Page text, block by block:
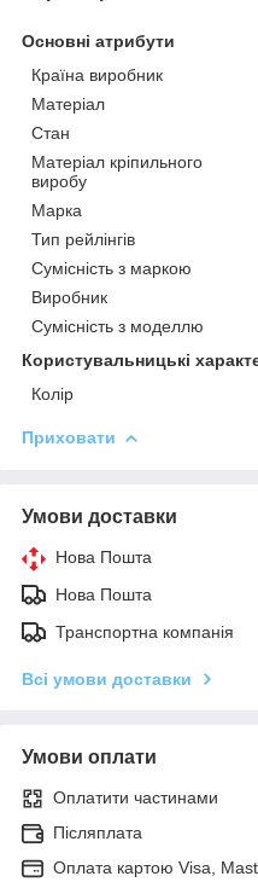
Основні атрибути
Країна виробник
Матеріал
Стан
Матеріал кріпильного
виробу
Марка
Тип рейлінгів
Сумісність з маркою
Виробник
Сумісність з моделлю
Користувальницькі
Колір
Приховати
Умови доставки
Нова Пошта
Нова Пошта
Транспортна компанія
Всі умови доставки
Умови оплати
Оплатити частинами
Післяплата
Оплата картою Visa,